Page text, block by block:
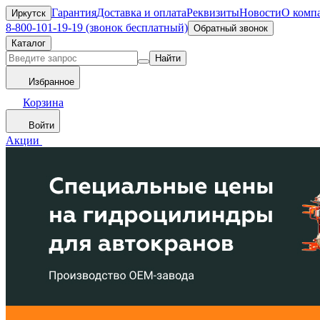
Иркутск ГарантияДоставка и оплатаРеквизитыНовостиО
8-800-101-19-19 (звонок бесплатный) Обратный звонок
Каталог
Найти
Избранное
Корзина
Войти
Акции